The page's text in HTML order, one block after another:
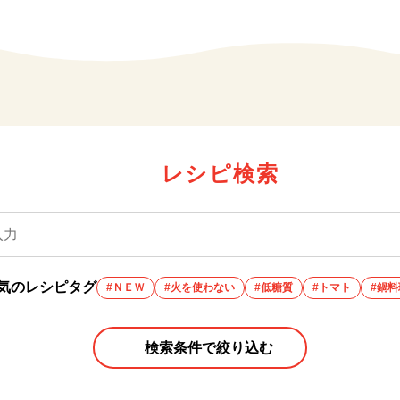
レシピ検索
のレシピタグ #ＮＥＷ #火を使わない #低糖質 #トマト #鍋料
検索条件で絞り込む